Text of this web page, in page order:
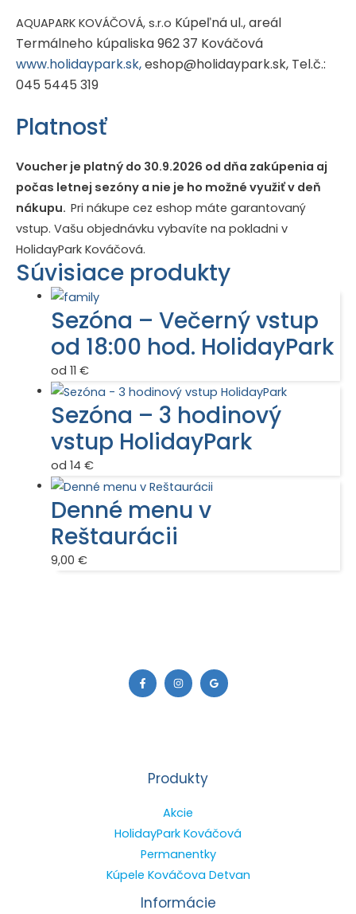
AQUAPARK KOVÁČOVÁ, s.r.o Kúpeľná ul., areál
Termálneho kúpaliska962 37 Kováčová
www.holidaypark.sk,eshop@holidaypark.sk, Tel.č.:
045 5445 319
Platnosť
Voucher je platný do 30.9.2026 od dňa zakúpenia aj
počas letnej sezóny a nie je ho možné využiť v deň
nákupu. Pri nákupe cez eshop máte garantovaný
vstup. Vašu objednávku vybavíte na pokladni v
HolidayPark Kováčová.
Súvisiace produkty
Sezóna – Večerný vstup
od 18:00 hod. HolidayPark
od 11 €
Sezóna – 3 hodinový
vstup HolidayPark
od 14 €
Denné menu v
Reštaurácii
9,00 €
Produkty
Akcie
HolidayPark Kováčová
Permanentky
Kúpele Kováčova Detvan
Informácie